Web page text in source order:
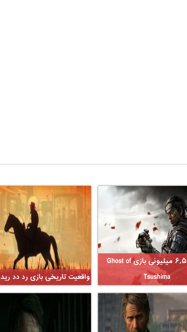
فروش ۶٫۵ میلیونی بازی Ghost of
Tsushima
واقعیت تاریخی بازی رد دد